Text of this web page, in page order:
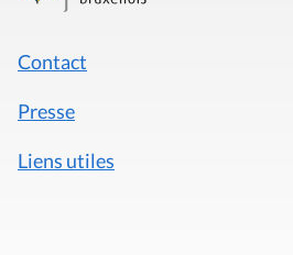
Contact
Presse
Liens utiles